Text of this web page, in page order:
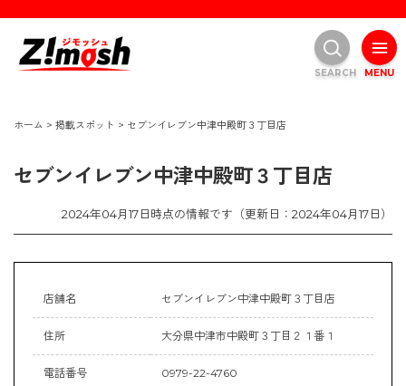
ホーム > 掲載スポット > セブンイレブン中津中殿町３丁目店
セブンイレブン中津中殿町３丁目店
2024年04月17日時点の情報です（更新日：2024年04月17日）
店舗名 セブンイレブン中津中殿町３丁目店
住所 大分県中津市中殿町３丁目２１番１
電話番号 0979-22-4760
MENU
SEARCH